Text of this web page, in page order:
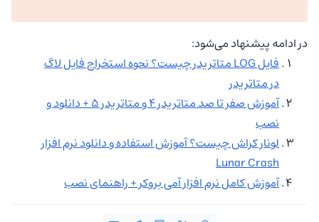
در ادامه پیشنهاد می‌شود:
فایل LOG متاتریدر چیست؟ نحوه استخراج فایل لاگ
در متاتریدر
آموزش صفر تا صد متاتریدر 4 و متاتریدر 5 + دانلود و
نصب
لونار کراش چیست؟ آموزش استفاده و دانلود نرم افزار
Lunar Crash
آموزش کامل نرم افزار آمی بروکر + راهنمای نصب